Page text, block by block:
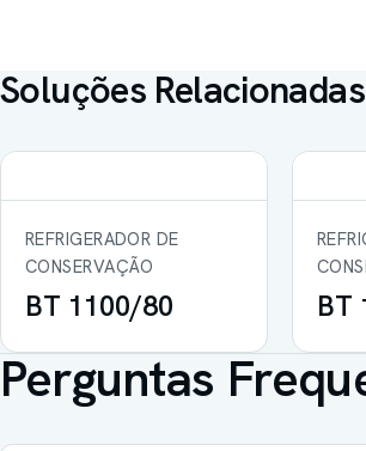
Soluções Relacionadas
REFRIGERADOR DE
CONSERVAÇÃO
BT 1100/80 BT
Perguntas